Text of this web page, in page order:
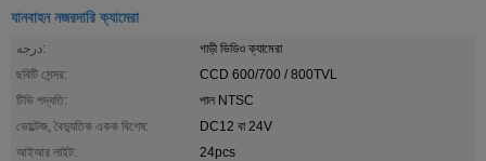
যানবাহন নজরদারি ক্যামেরা
درجه:
গাড়ী ভিডিও ক্যামেরা
ছবিটি সেন্সর:
CCD 600/700 / 800TVL
টিভি পদ্ধতি:
পাল NTSC
ভোল্টেজ, বৈদ্যুতিক একক বিশেষ:
DC12 বা 24V
আইআর লাইট:
24pcs